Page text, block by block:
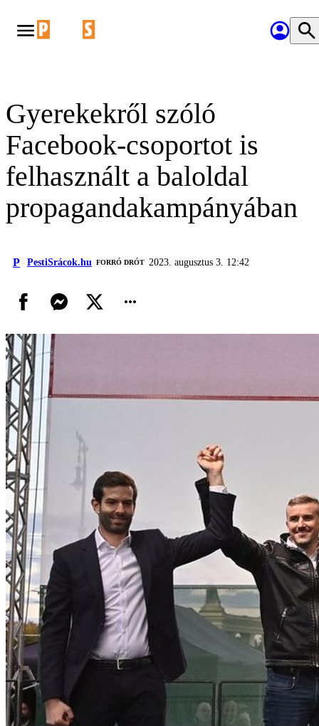
Gyerekekről szóló
Facebook-csoportot is
felhasznált a baloldal
propagandakampányában
P PestiSrácok.hu FORRÓ DRÓT 2023. augusztus 3. 12:42